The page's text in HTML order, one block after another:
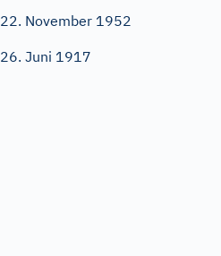
22. November 1952
26. Juni 1917